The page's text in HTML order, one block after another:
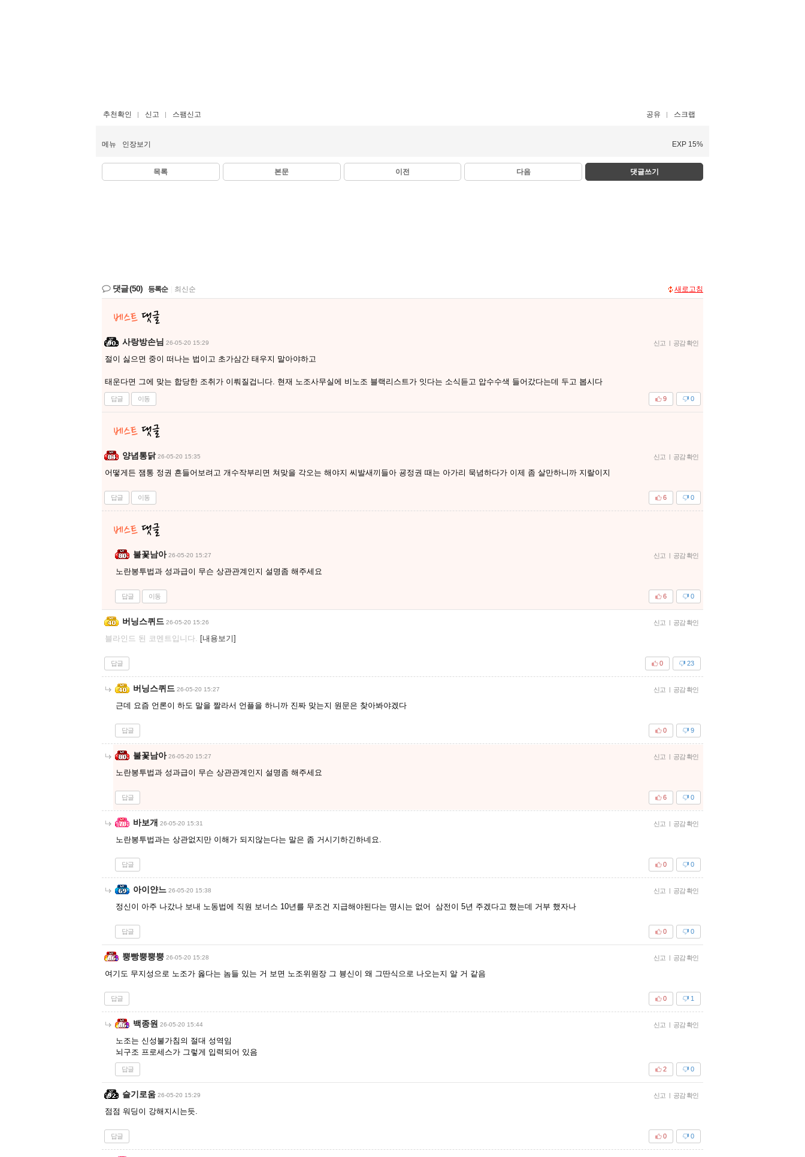
추천확인 신고 스팸신고 공유 스크랩
메뉴 인장보기 EXP 15%
목록 본문 이전 다음 댓글쓰기
댓글(50) 등록순 최신순 새로고침
사랑방손님 26-05-20 15:29 신고 | 공감 확인
절이 싫으면 중이 떠나는 법이고 초가삼간 태우지 말아야하고
태운다면 그에 맞는 합당한 조취가 이뤄질겁니다. 현재 노조사무실에 비노조 블랙리스트가 잇다는 소식듣고 압수수색 들어갔다는데 두고 봅시다
답글 이동 0
9
양념통닭 26-05-20 15:35 신고 | 공감 확인
어떻게든 잼통 정권 흔들어보려고 개수작부리면 쳐맞을 각오는 해야지 씨발새끼들아 굥정권 때는 아가리 묵념하다가 이제 좀 살만하니까 지랄이지
답글 이동 0
6
불꽃남아 26-05-20 15:27 신고 | 공감 확인
노란봉투법과 성과급이 무슨 상관관계인지 설명좀 해주세요
답글 이동 0
6
버닝스퀴드 26-05-20 15:26 신고 | 공감 확인
블라인드 된 코멘트입니다. [내용보기]
답글 23
0
버닝스퀴드 26-05-20 15:27 신고 | 공감 확인
근데 요즘 언론이 하도 말을 짤라서 언플을 하니까 진짜 맞는지 원문은 찾아봐야겠다
답글 9
0
불꽃남아 26-05-20 15:27 신고 | 공감 확인
노란봉투법과 성과급이 무슨 상관관계인지 설명좀 해주세요
답글 0
6
바보개 26-05-20 15:31 신고 | 공감 확인
노란봉투법과는 상관없지만 이해가 되지않는다는 말은 좀 거시기하긴하네요.
답글 0
0
아이얀느 26-05-20 15:38 신고 | 공감 확인
정신이 아주 나갔나 보내 노동법에 직원 보너스 10년를 무조건 지급해야된다는 명시는 없어 삼전이 5년 주겠다고 했는데 거부 했자나
답글 0
0
뿡빵뿡뿡뿡 26-05-20 15:28 신고 | 공감 확인
여기도 무지성으로 노조가 옳다는 놈들 있는 거 보면 노조위원장 그 븅신이 왜 그딴식으로 나오는지 알 거 같음
답글 1
0
백종원 26-05-20 15:44 신고 | 공감 확인
노조는 신성불가침의 절대 성역임
뇌구조 프로세스가 그렇게 입력되어 있음
답글 0
2
슬기로움 26-05-20 15:29 신고 | 공감 확인
점점 워딩이 강해지시는듯.
답글 0
0